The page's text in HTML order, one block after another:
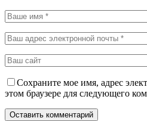
Сохраните мое имя, адрес
этом браузере для следующего